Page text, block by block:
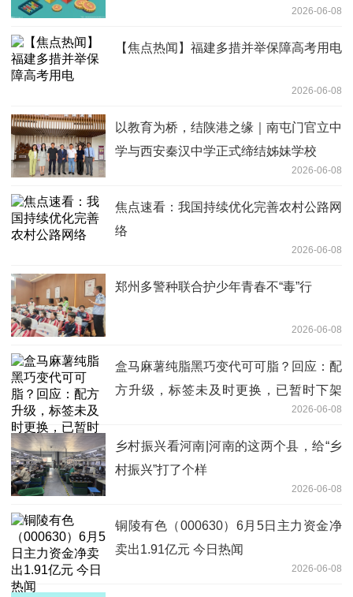
2026-06-08
【焦点热闻】福建多措并举保障高考用电
2026-06-08
以教育为桥，结陕港之缘｜南屯门官立中
学与西安秦汉中学正式缔结姊妹学校
2026-06-08
焦点速看：我国持续优化完善农村公路网
络
2026-06-08
郑州多警种联合护少年青春不“毒”行
2026-06-08
盒马麻薯纯脂黑巧变代可可脂？回应：配
方升级，标签未及时更换，已暂时下架
2026-06-08
乡村振兴看河南|河南的这两个县，给“乡
村振兴”打了个样
2026-06-08
铜陵有色（000630）6月5日主力资金净
卖出1.91亿元 今日热闻
2026-06-08